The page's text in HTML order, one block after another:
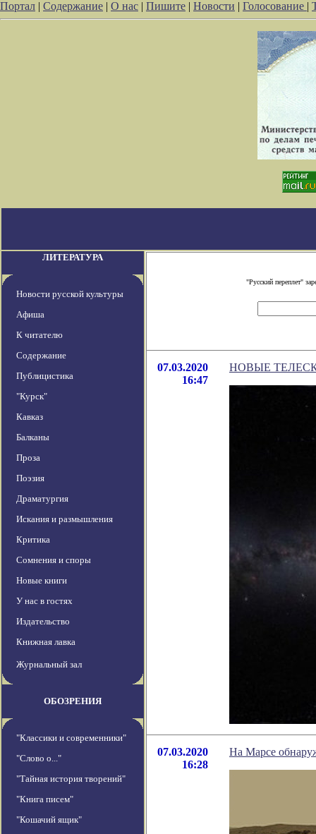
Портал | Содержание | О нас | Пишите | Новости | Голосование |
ЛИТЕРАТУРА
Новости русской культуры
Афиша
К читателю
Содержание
Публицистика
"Курск"
Кавказ
Балканы
Проза
Поэзия
Драматургия
Искания и размышления
Критика
Сомнения и споры
Новые книги
У нас в гостях
Издательство
Книжная лавка
Журнальный зал
ОБОЗРЕНИЯ
"Классики и современники"
"Слово о..."
"Тайная история творений"
"Книга писем"
"Кошачий ящик"
"Русский переплет"
07.03.2020
16:47
НОВЫЕ
07.03.2020
16:28
На Марсе